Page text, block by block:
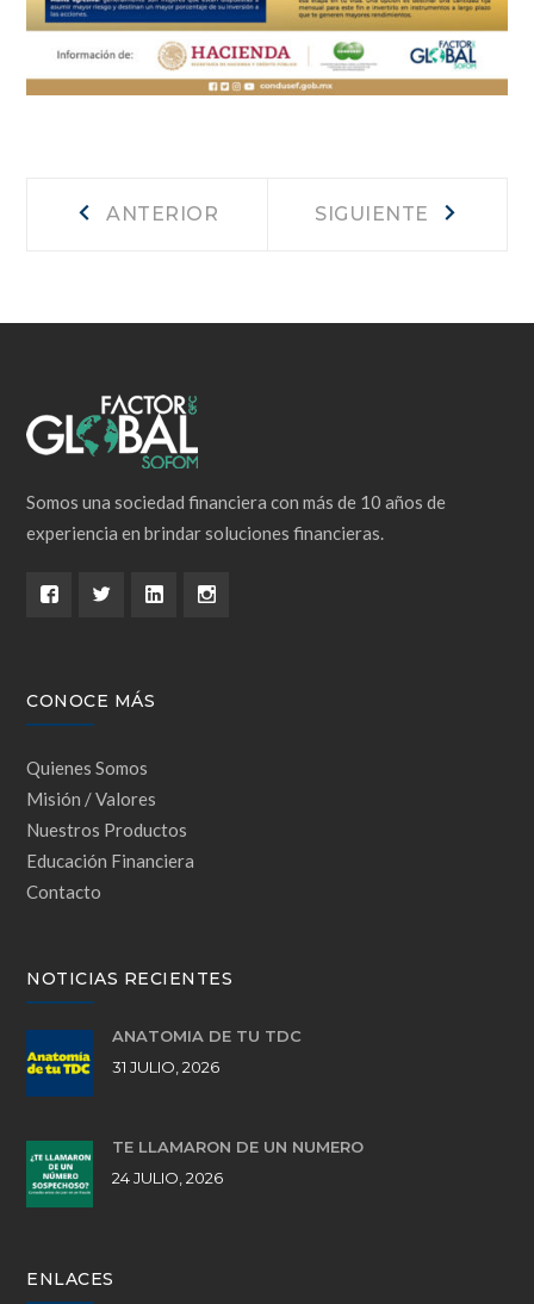
Navegación
entradas
ANTERIOR SIGUIENTE
Somos una sociedad financiera con más de 10 años de
experiencia en brindar soluciones financieras.
CONOCE MÁS
Quienes Somos
Misión / Valores
Nuestros Productos
Educación Financiera
Contacto
NOTICIAS RECIENTES
ANATOMÍA DE TU TDC
31 JULIO, 2026
TE LLAMARON DE UN NÚMERO
24 JULIO, 2026
ENLACES